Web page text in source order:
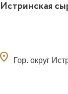
Истринская
Гор. округ